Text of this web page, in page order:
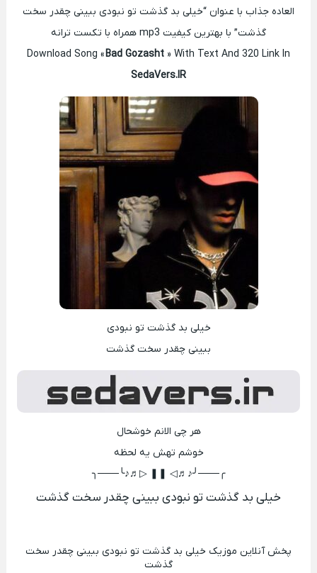
العاده جذاب با عنوان “خیلی بد گذشت تو نبودی ببینی چقدر سخت
گذشت” با بهترین کیفیت mp3 همراه با تکست ترانه
Download Song «Bad Gozasht » With Text And 320 Link In
SedaVers.IR
خیلی بد گذشت تو نبودی
ببینی چقدر سخت گذشت
هر چی الانم خوشحال
خوشم تهش یه لحظه
╭───╯♪♬◁ ❚❚ ▷♬♪╰───╮
خیلی بد گذشت تو نبودی ببینی چقدر سخت گذشت
پخش آنلاین موزیک خیلی بد گذشت تو نبودی ببینی چقدر سخت
گذشت